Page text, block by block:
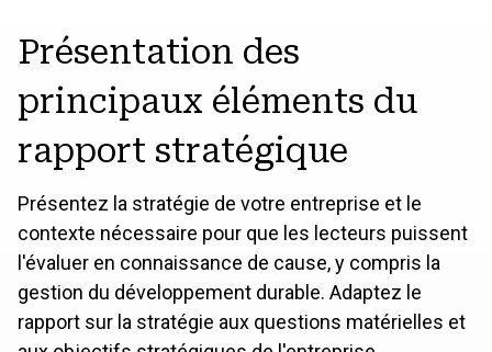
Présentation des
principaux éléments du
rapport stratégique
Présentez la stratégie de votre entreprise et le
contexte nécessaire pour que les lecteurs puissent
l'évaluer en connaissance de cause, y compris la
gestion du développement durable. Adaptez le
rapport sur la stratégie aux questions matérielles et